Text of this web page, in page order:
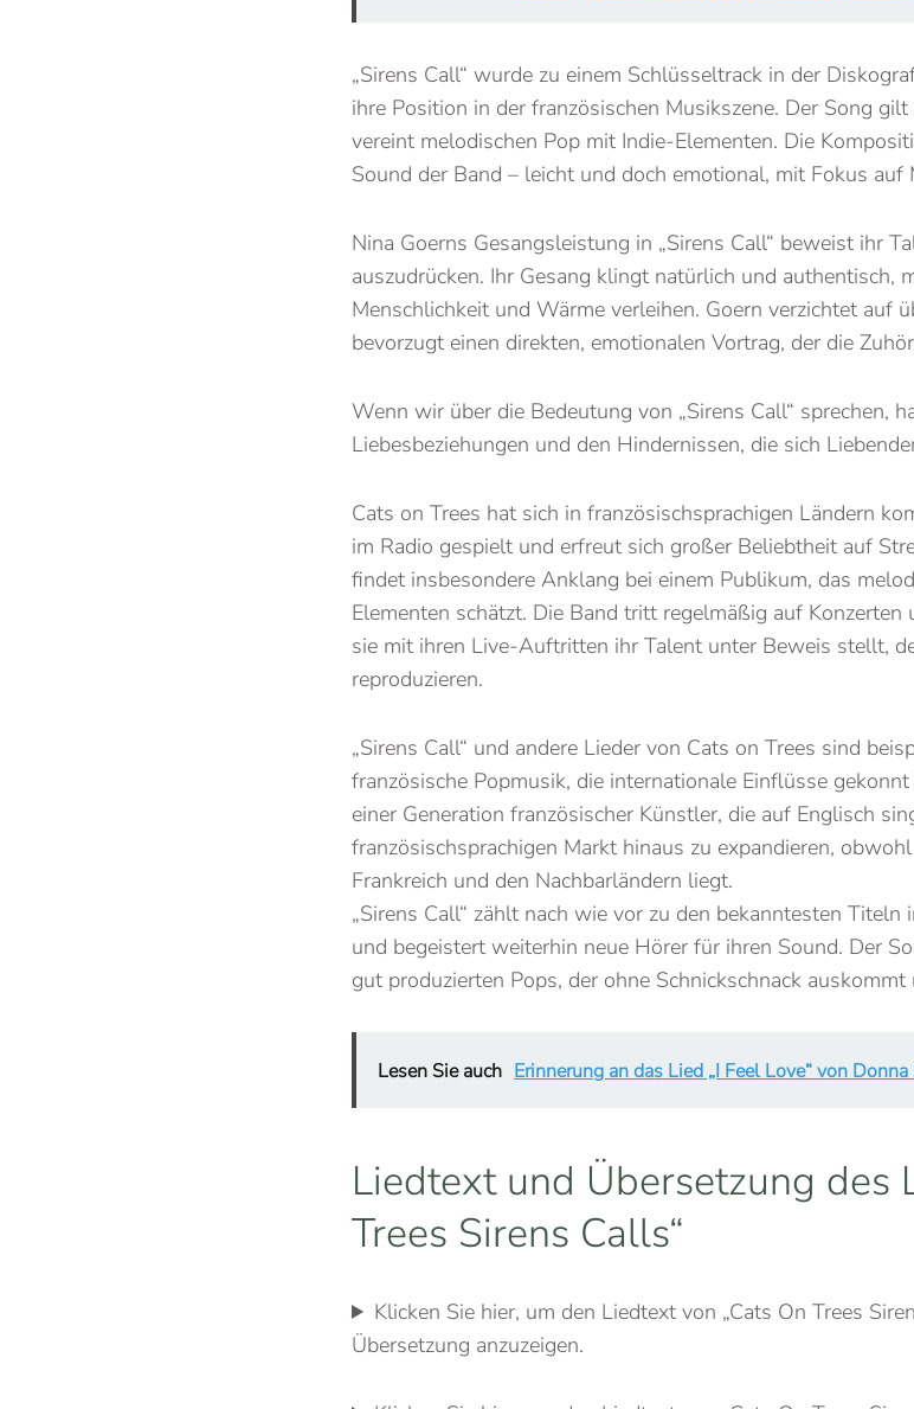
„Sirens Call“ wurde zu einem Schlüsseltrack in der
ihre Position in der französischen Musikszene. Der Song
vereint melodischen Pop mit Indie-Elementen. Die
Sound der Band – leicht und doch emotional, mit Fokus auf
Nina Goerns Gesangsleistung in „Sirens Call“ beweist ihr
auszudrücken. Ihr Gesang klingt natürlich und authentisch,
Menschlichkeit und Wärme verleihen. Goern verzichtet auf
bevorzugt einen direkten, emotionalen Vortrag, der die
Wenn wir über die Bedeutung von „Sirens Call“ sprechen,
Liebesbeziehungen und den Hindernissen, die sich
Cats on Trees hat sich in französischsprachigen Ländern
im Radio gespielt und erfreut sich großer Beliebtheit auf
findet insbesondere Anklang bei einem Publikum, das
Elementen schätzt. Die Band tritt regelmäßig auf
sie mit ihren Live-Auftritten ihr Talent unter Beweis stellt,
reproduzieren.
„Sirens Call“ und andere Lieder von Cats on Trees sind
französische Popmusik, die internationale Einflüsse
einer Generation französischer Künstler, die auf Englisch
französischsprachigen Markt hinaus zu expandieren,
Frankreich und den Nachbarländern liegt.
„Sirens Call“ zählt nach wie vor zu den bekanntesten Titeln
und begeistert weiterhin neue Hörer für ihren Sound. Der
gut produzierten Pops, der ohne Schnickschnack auskommt
Lesen Sie auch Erinnerung an das Lied „I Feel Love“ von
Liedtext und Übersetzung des
Trees Sirens Calls“
Klicken Sie hier, um den Liedtext von „Cats On Trees
Übersetzung anzuzeigen.